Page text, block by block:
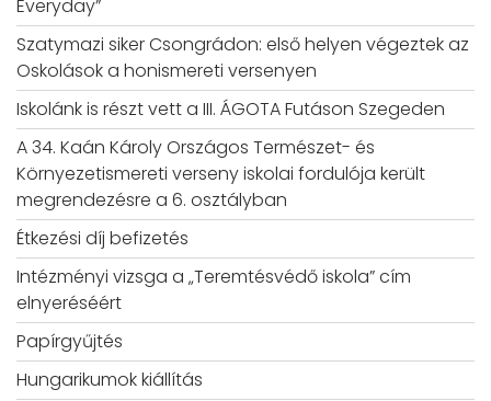
Everyday”
Szatymazi siker Csongrádon: első helyen végeztek az
Oskolások a honismereti versenyen
Iskolánk is részt vett a III. ÁGOTA Futáson Szegeden
A 34. Kaán Károly Országos Természet- és
Környezetismereti verseny iskolai fordulója került
megrendezésre a 6. osztályban
Étkezési díj befizetés
Intézményi vizsga a „Teremtésvédő iskola” cím
elnyeréséért
Papírgyűjtés
Hungarikumok kiállítás